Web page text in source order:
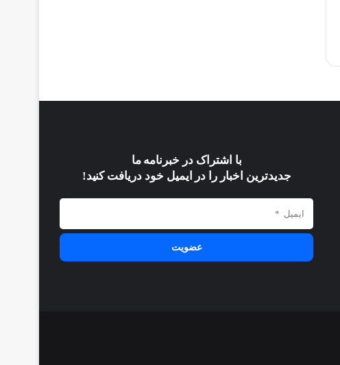
با اشتراک در خبرنامه ما
جدیدترین اخبار را در ایمیل خود دریافت کنید!